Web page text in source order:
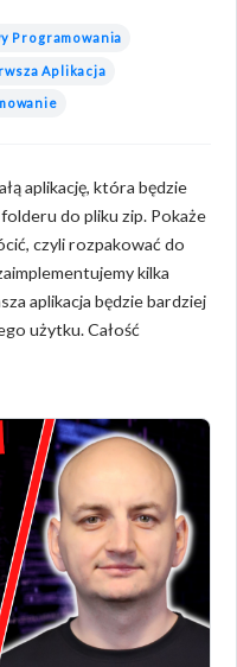
Programowania
Aplikacja
aplikację, która będzie
do pliku zip. Pokaże
czyli rozpakować do
kilka
aplikacja będzie bardziej
użytku. Całość